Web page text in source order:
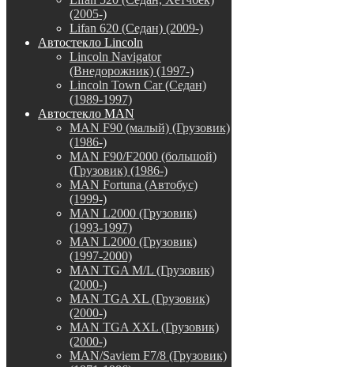
(2005-)
Lifan 620 (Седан) (2009-)
Автостекло Lincoln
Lincoln Navigator
(Внедорожник) (1997-)
Lincoln Town Car (Седан)
(1989-1997)
Автостекло MAN
MAN F90 (малый) (Грузовик)
(1986-)
MAN F90/F2000 (большой)
(Грузовик) (1986-)
MAN Fortuna (Автобус)
(1999-)
MAN L2000 (Грузовик)
(1993-1997)
MAN L2000 (Грузовик)
(1997-2000)
MAN TGA M/L (Грузовик)
(2000-)
MAN TGA XL (Грузовик)
(2000-)
MAN TGA XXL (Грузовик)
(2000-)
MAN/Saviem F7/8 (Грузовик)